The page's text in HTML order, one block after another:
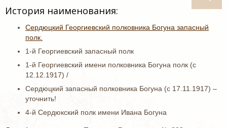
История наименования:
Сердюцкий Георгиевский полковника Богуна запасный
полк.
1-й Георгиевский запасный полк
1-й Георгиевский имени полковника Богуна полк (с
12.12.1917) /
Сердюцкий запасный полковника Богуна (с 17.11.1917) –
уточнить!
4-й Сердюкский полк имени Ивана Богуна